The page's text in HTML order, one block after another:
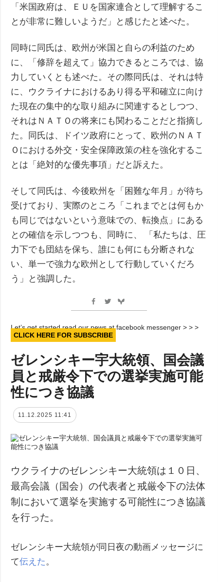
「米国政府は、ＥＵを国家連合として理解するこ
とが非常に難しいようだ」と感じたと述べた。
同時に同氏は、欧州が米国と自らの利益のため
に、「修辞を超えて」協力できるところでは、協
力していくとも述べた。その際同氏は、それは特
に、ウクライナにおけるあり得る平和確立に向け
た現在の集中的な取り組みに関連するとしつつ、
それはＮＡＴＯの将来にも関わることだと指摘し
た。同氏は、ドイツ政府にとって、欧州のＮＡＴ
Ｏにおける外交・安全保障政策の柱を強化するこ
とは「絶対的な優先事項」だと訴えた。
そして同氏は、今後欧州を「困難な年月」が待ち
受けており、実際のところ「これまでとは何もか
も同じではないという意味での、転換点」にある
との確信を示しつつも、同時に、 「私たちは、圧
力下でも団結を保ち、誰にも何にも分断されな
い、単一で強力な欧州として行動していくだろ
う」と強調した。
Let’s get started read our news at facebook messenger > > >
CLICK HERE FOR SUBSCRIBE
ゼレンシキー宇大統領、国会議
員と戒厳令下での選挙実施可能
性につき協議
11.12.2025 11:41
ウクライナのゼレンシキー大統領は１０日、
最高会議（国会）の代表者と戒厳令下の法体
制において選挙を実施する可能性につき協議
を行った。
ゼレンシキー大統領が同日夜の動画メッセージに
て伝えた 。